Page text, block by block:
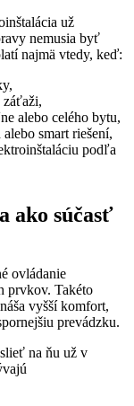
už
nemusia byť
najmä vtedy, keď:
záťaži,
alebo celého bytu,
smart riešení,
podľa
ako súčasť
ovládanie
prvkov. Takéto
vyšší komfort,
prevádzku.
na ňu už v